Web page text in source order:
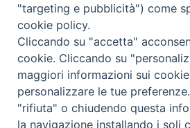
Copyright
Piazza Patriarcato, 1 - 33100 Udine
0432.511.838 C.F.
"targeting e pubblicità") come
cookie policy.
Cliccando su "accetta"
cookie. Cliccando su
maggiori informazioni sui
personalizzare le tue
"rifiuta" o chiudendo questa
la navigazione installando i soli